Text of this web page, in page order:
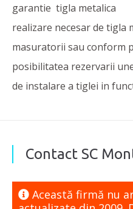
garantie tigla metalica
realizare necesar de tigla
masuratorii sau conform
posibilitatea rezervarii
de instalare a tiglei in
Contact SC
Această firmă nu